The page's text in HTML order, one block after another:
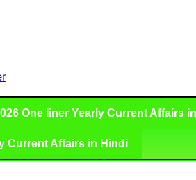
One liner Yearly Current Affairs
Current Affairs in Hindi